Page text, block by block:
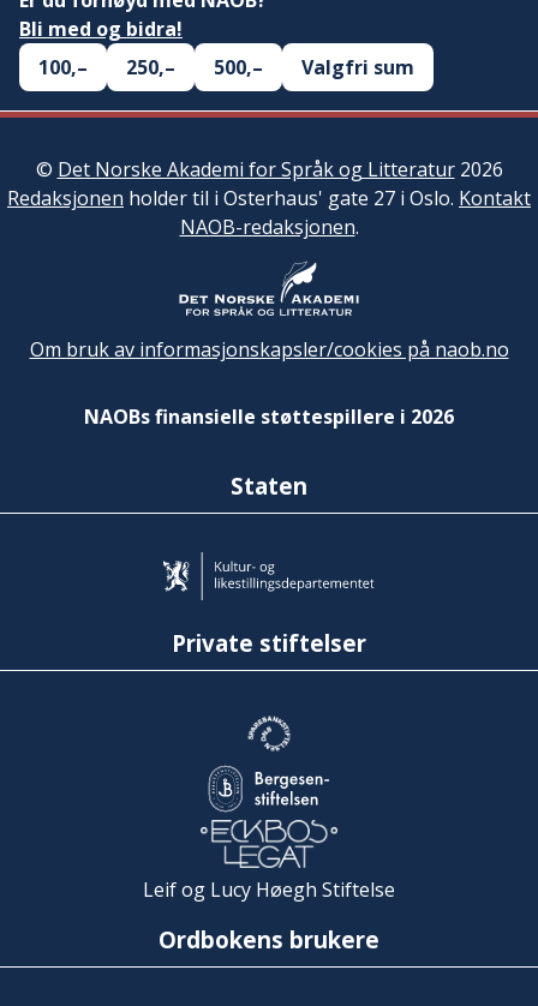
Bli med og bidra!
100,–
250,– 500,– Valgfri sum
© Det Norske Akademi for Språk og Litteratur2026
Redaksjonen holder til i Osterhaus' gate 27 i Oslo. Kontakt
NAOB-redaksjonen.
Om bruk av informasjonskapsler/cookies på naob.no
NAOBs finansielle støttespillere i 2026
Staten
Private stiftelser
Leif og Lucy Høegh Stiftelse
Ordbokens brukere